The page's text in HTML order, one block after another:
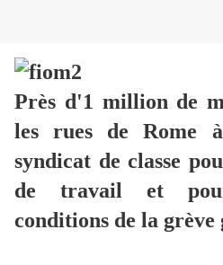
Près d'1 million de
les rues de Rome
syndicat de classe
de travail et
conditions de la grève